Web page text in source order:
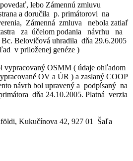
lebo Zámennú zmluvu
a doručila p. primátorovi na
Zámenná zmluva nebola zatiaľ
za účelom podania návrhu na
Belovičová uhradila dňa 29.6.2005
v priloženej genéze )
vypracovaný OSMM ( údaje ohľadom
OV a ÚR ) a zaslaný COOP
návrh bol upravený a podpísaný na
dňa 24.10.2005. Platná verzia
Kukučínova 42, 927 01 Šaľa